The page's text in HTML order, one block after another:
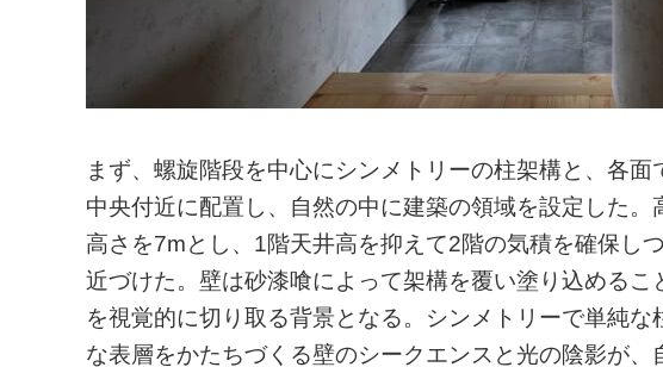
まず、螺旋階段を中心にシンメトリーの柱架構と、各
中央付近に配置し、自然の中に建築の領域を設定した
高さを7mとし、1階天井高を抑えて2階の気積を確保し
近づけた。壁は砂漆喰によって架構を覆い塗り込める
を視覚的に切り取る背景となる。シンメトリーで単純
な表層をかたちづくる壁のシークエンスと光の陰影が